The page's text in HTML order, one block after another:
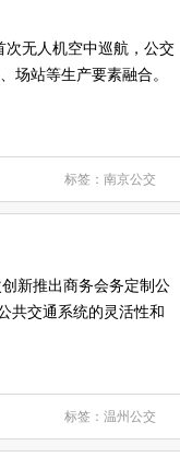
次无人机空中巡航，公交
场站等生产要素融合。
标签： 南京公交
新推出商务会务定制公
共交通系统的灵活性和
标签： 温州公交